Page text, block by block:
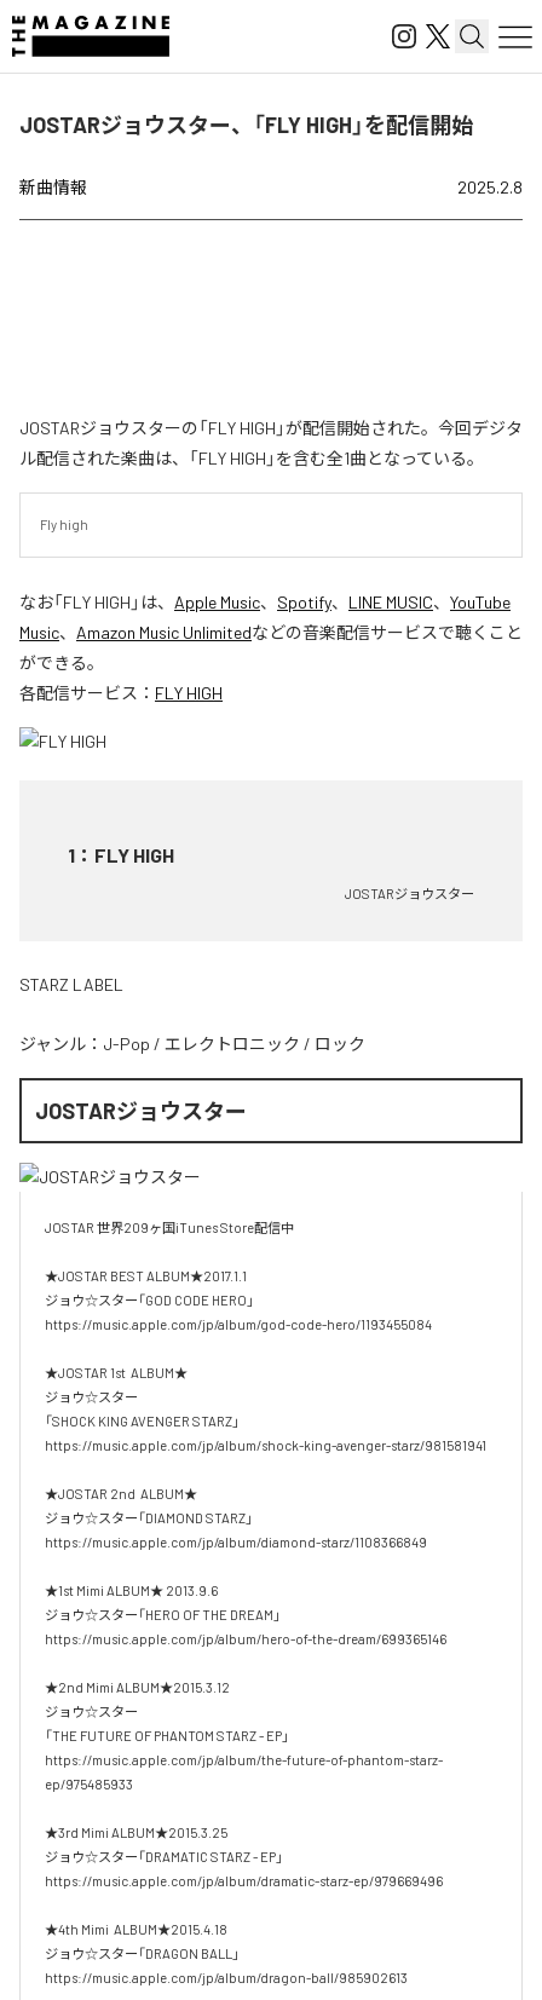
JOSTARジョウスター、「FLY HIGH」を配信開始
新曲情報 2025.2.8
JOSTARジョウスターの「FLY HIGH」が配信開始された。今回デジタ
ル配信された楽曲は、「FLY HIGH」を含む全1曲となっている。
Fly high
なお「FLY HIGH 」は、 Apple Music、 Spotify、 LINE MUSIC、 YouTube
Music、 Amazon Music Unlimitedなどの音楽配信サービスで聴くこと
ができる。
各配信サービス： FLY HIGH
1 ： FLY HIGH
JOSTARジョウスター
STARZ LABEL
ジャンル： J-Pop / エレクトロニック / ロック
JOSTARジョウスター
JOSTAR 世界209ヶ国iTunes Store配信中
★JOSTAR BEST ALBUM★2017.1.1
ジョウ☆スター「GOD CODE HERO」
https://music.apple.com/jp/album/god-code-hero/1193455084
★JOSTAR 1st  ALBUM★
ジョウ☆スター
「SHOCK KING AVENGER STARZ」
https://music.apple.com/jp/album/shock-king-avenger-starz/981581941
★JOSTAR 2nd  ALBUM★
ジョウ☆スター「DIAMOND STARZ」
https://music.apple.com/jp/album/diamond-starz/1108366849
★1st Mimi ALBUM★ 2013.9.6
ジョウ☆スター「HERO OF THE DREAM」
https://music.apple.com/jp/album/hero-of-the-dream/699365146
★2nd Mimi ALBUM★2015.3.12
ジョウ☆スター
「THE FUTURE OF PHANTOM STARZ - EP」
https://music.apple.com/jp/album/the-future-of-phantom-starz-
ep/975485933
★3rd Mimi ALBUM★2015.3.25
ジョウ☆スター「DRAMATIC STARZ - EP」
https://music.apple.com/jp/album/dramatic-starz-ep/979669496
★4th Mimi  ALBUM★2015.4.18
ジョウ☆スター「DRAGON BALL」
https://music.apple.com/jp/album/dragon-ball/985902613